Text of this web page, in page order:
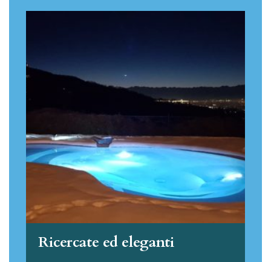
Ricercate ed eleganti